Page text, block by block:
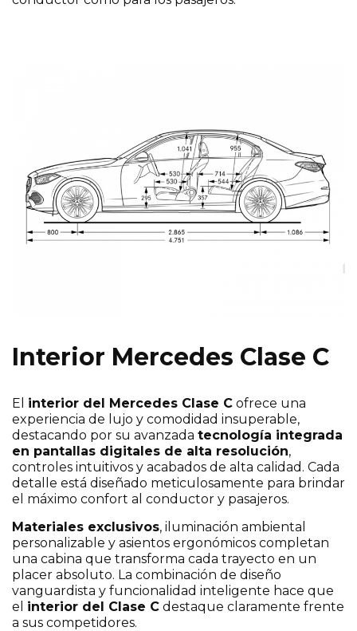
Interior Mercedes Clase C
El interior del Mercedes Clase C ofrece una
experiencia de lujo y comodidad insuperable,
destacando por su avanzada tecnología integrada
en pantallas digitales de alta resolución,
controles intuitivos y acabados de alta calidad. Cada
detalle está diseñado meticulosamente para brindar
el máximo confort al conductor y pasajeros.
Materiales exclusivos, iluminación ambiental
personalizable y asientos ergonómicos completan
una cabina que transforma cada trayecto en un
placer absoluto. La combinación de diseño
vanguardista y funcionalidad inteligente hace que
el interior del Clase C destaque claramente frente
a sus competidores.